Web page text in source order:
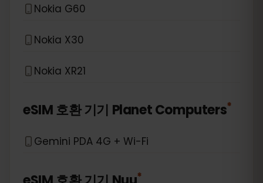
Nokia G60
Nokia X30
Nokia XR21
eSIM 호환 기기 Planet Computers*
Gemini PDA 4G + Wi-Fi
*